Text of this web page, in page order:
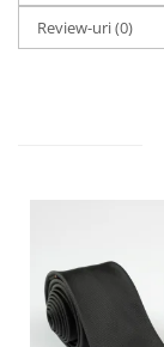
Review-uri(0)